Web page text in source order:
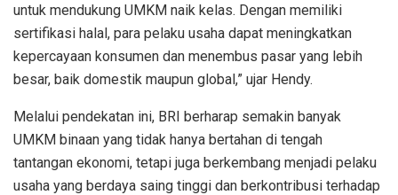
untuk mendukung UMKM naik kelas. Dengan memiliki
sertifikasi halal, para pelaku usaha dapat meningkatkan
kepercayaan konsumen dan menembus pasar yang lebih
besar, baik domestik maupun global,” ujar Hendy.
Melalui pendekatan ini, BRI berharap semakin banyak
UMKM binaan yang tidak hanya bertahan di tengah
tantangan ekonomi, tetapi juga berkembang menjadi pelaku
usaha yang berdaya saing tinggi dan berkontribusi terhadap